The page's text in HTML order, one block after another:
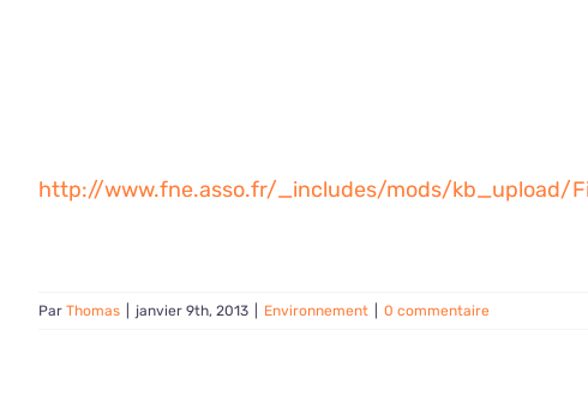
http://www.fne.asso.fr/_includes/mods/kb_upload/
Par Thomas janvier 9th, 2013 Environnement 0 commentaire